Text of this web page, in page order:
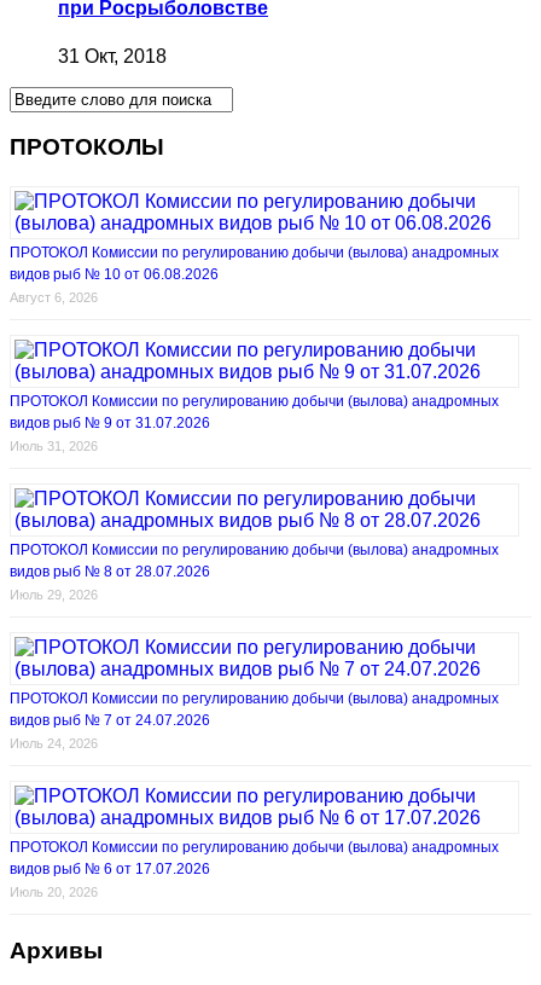
при Росрыболовстве
31 Окт, 2018
ПРОТОКОЛЫ
ПРОТОКОЛ Комиссии по регулированию добычи (вылова) анадромных
видов рыб № 10 от 06.08.2026
Август 6, 2026
ПРОТОКОЛ Комиссии по регулированию добычи (вылова) анадромных
видов рыб № 9 от 31.07.2026
Июль 31, 2026
ПРОТОКОЛ Комиссии по регулированию добычи (вылова) анадромных
видов рыб № 8 от 28.07.2026
Июль 29, 2026
ПРОТОКОЛ Комиссии по регулированию добычи (вылова) анадромных
видов рыб № 7 от 24.07.2026
Июль 24, 2026
ПРОТОКОЛ Комиссии по регулированию добычи (вылова) анадромных
видов рыб № 6 от 17.07.2026
Июль 20, 2026
Архивы